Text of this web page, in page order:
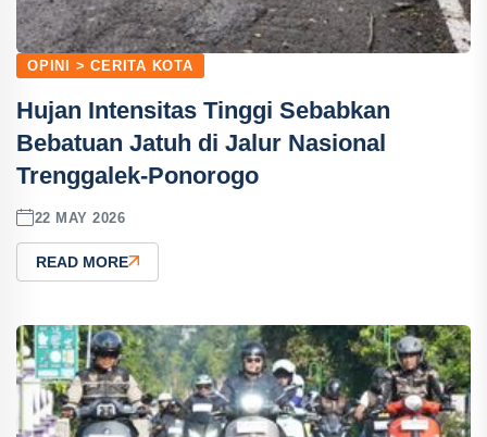
OPINI > CERITA KOTA
Hujan Intensitas Tinggi Sebabkan
Bebatuan Jatuh di Jalur Nasional
Trenggalek-Ponorogo
22 MAY 2026
READ MORE